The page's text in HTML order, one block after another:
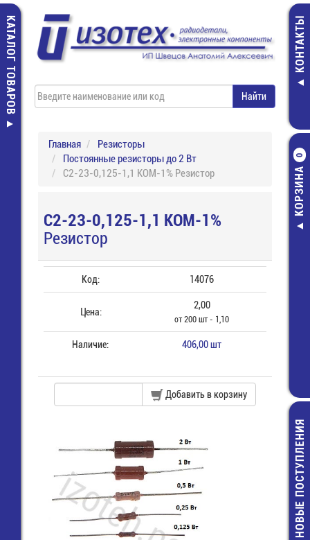
КАТАЛОГ ТОВАРОВ КОНТАКТЫ
КОРЗИНА
0
S1014,
ВПБ6- НОВЫЕ ПОСТУПЛЕНИЯ
Главная
Резисторы
Постоянные резисторы до 2 Вт
С2-23-0,125-1,1 КОМ-1% Резистор
С2-23-0,125-1,1 КОМ-1%
Резистор
Код: 14076
Цена:
2,00
от 200 шт - 1,10
Наличие: 406,00 шт
Добавить в корзину